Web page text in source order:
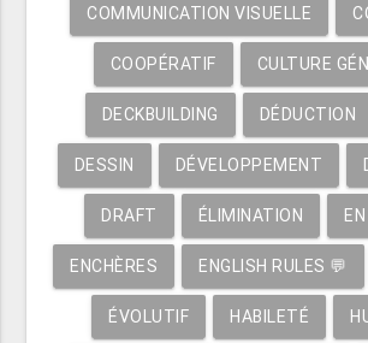
COMMUNICATION VISUELLE
COOPÉRATIF CULTURE
DECKBUILDING DÉDUCTION
DESSIN DÉVELOPPEMENT
DRAFT ÉLIMINATION
ENCHÈRES ENGLISH RULES 💬
ÉVOLUTIF HABILETÉ